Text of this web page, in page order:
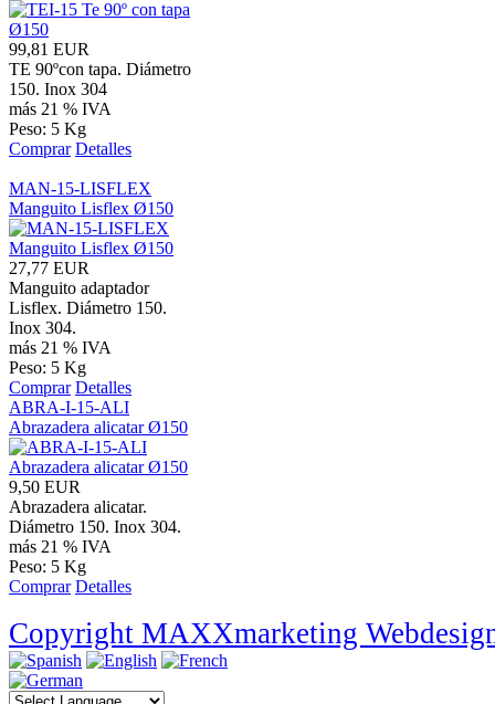
99,81 EUR
TE 90ºcon tapa. Diámetro
150. Inox 304
más 21 % IVA
Peso: 5 Kg
Comprar Detalles
MAN-15-LISFLEX
Manguito Lisflex Ø150
27,77 EUR
Manguito adaptador
Lisflex. Diámetro 150.
Inox 304.
más 21 % IVA
Peso: 5 Kg
Comprar Detalles
ABRA-I-15-ALI
Abrazadera alicatar Ø150
9,50 EUR
Abrazadera alicatar.
Diámetro 150. Inox 304.
más 21 % IVA
Peso: 5 Kg
Comprar Detalles
Copyright MAXXmarketing